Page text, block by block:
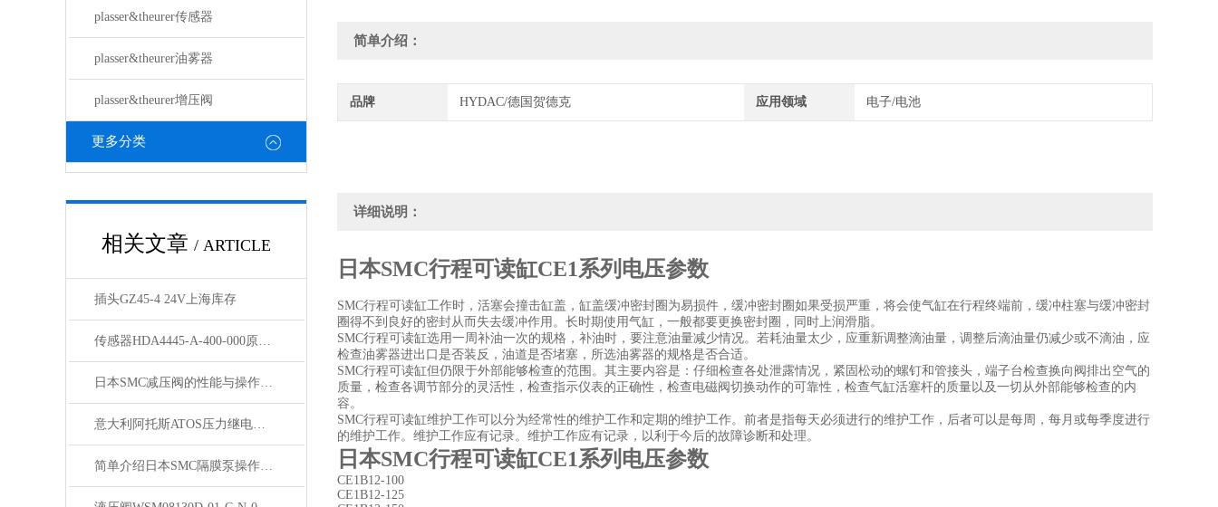
plasser&theurer传感器
plasser&theurer油雾器
plasser&theurer增压阀
更多分类
相关文章 / ARTICLE
插头GZ45-4 24V上海库存
传感器HDA4445-A-400-000原装供应
日本SMC减压阀的性能与操作方法
意大利阿托斯ATOS压力继电器MAP-080款到发货
简单介绍日本SMC隔膜泵操作注意事项有2点
简单介绍：
品牌 HYDAC/德国贺德克 应用领域 电子/电池
详细说明：
日本SMC行程可读缸CE1系列电压参数
SMC行程可读缸工作时，活塞会撞击缸盖，缸盖缓冲密封圈为易损件，缓冲密封圈如果受损严重，将会使气缸在行程终端前，缓冲柱塞与缓冲密封
圈得不到良好的密封从而失去缓冲作用。长时期使用气缸，一般都要更换密封圈，同时上润滑脂。
SMC行程可读缸选用一周补油一次的规格，补油时，要注意油量减少情况。若耗油量太少，应重新调整滴油量，调整后滴油量仍减少或不滴油，应
检查油雾器进出口是否装反，油道是否堵塞，所选油雾器的规格是否合适。
SMC行程可读缸但仍限于外部能够检查的范围。其主要内容是：仔细检查各处泄露情况，紧固松动的螺钉和管接头，端子台检查换向阀排出空气的
质量，检查各调节部分的灵活性，检查指示仪表的正确性，检查电磁阀切换动作的可靠性，检查气缸活塞杆的质量以及一切从外部能够检查的内
容。
SMC行程可读缸维护工作可以分为经常性的维护工作和定期的维护工作。前者是指每天必须进行的维护工作，后者可以是每周，每月或每季度进行
的维护工作。维护工作应有记录。维护工作应有记录，以利于今后的故障诊断和处理。
日本SMC行程可读缸CE1系列电压参数
CE1B12-100
CE1B12-125